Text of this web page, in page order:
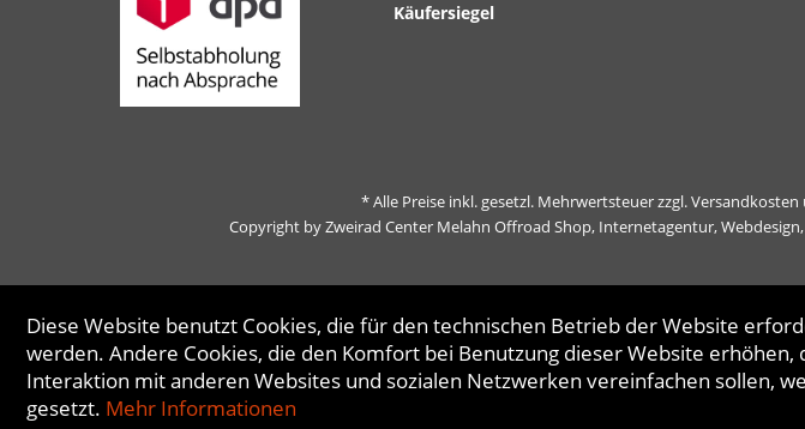
* Alle Preise inkl. gesetzl. Mehrwertsteuer zzgl.Versandkosten
Copyright by Zweirad Center Melahn Offroad Shop, Internetagentur,
Diese Website benutzt Cookies, die für den technischen Betrieb der Website
werden. Andere Cookies, die den Komfort bei Benutzung dieser Website
Interaktion mit anderen Websites und sozialen Netzwerken vereinfachen sollen,
gesetzt. Mehr Informationen